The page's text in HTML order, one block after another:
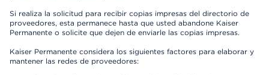
Si realiza la solicitud para recibir copias impresas del directorio de
proveedores, esta permanece hasta que usted abandone Kaiser
Permanente o solicite que dejen de enviarle las copias impresas.
Kaiser Permanente considera los siguientes factores para elaborar y
mantener las redes de proveedores: